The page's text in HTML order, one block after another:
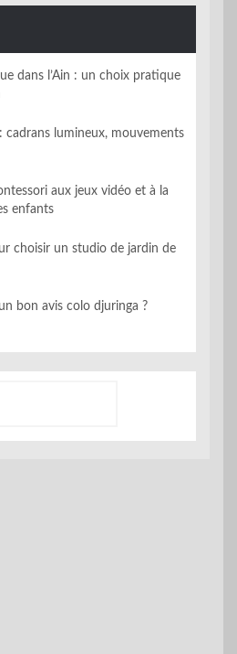
dans l’Ain : un choix pratique
cadrans lumineux, mouvements
aux jeux vidéo et à la
enfants
choisir un studio de jardin de
bon avis colo djuringa ?